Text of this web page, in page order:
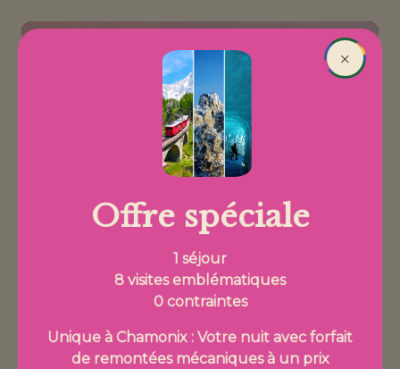
Réserver
Fil d'Ariane ×
Offre spéciale
1 séjour
8 visites emblématiques
0 contraintes
Unique à Chamonix : Votre nuit avec forfait
de remontées mécaniques à un prix